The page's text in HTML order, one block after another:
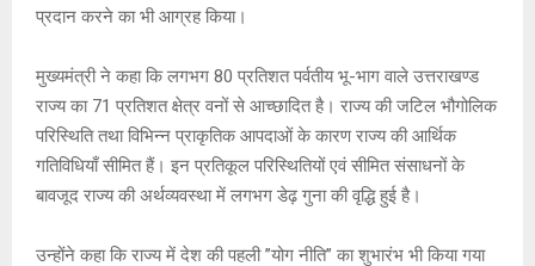
प्रदान करने का भी आग्रह किया।
मुख्यमंत्री ने कहा कि लगभग 80 प्रतिशत पर्वतीय भू-भाग वाले उत्तराखण्ड
राज्य का 71 प्रतिशत क्षेत्र वनों से आच्छादित है। राज्य की जटिल भौगोलिक
परिस्थिति तथा विभिन्न प्राकृतिक आपदाओं के कारण राज्य की आर्थिक
गतिविधियाँ सीमित हैं। इन प्रतिकूल परिस्थितियों एवं सीमित संसाधनों के
बावजूद राज्य की अर्थव्यवस्था में लगभग डेढ़ गुना की वृद्धि हुई है।
उन्होंने कहा कि राज्य में देश की पहली ’’योग नीति’’ का शुभारंभ भी किया गया